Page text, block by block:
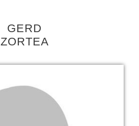
GERD
ZORTEA